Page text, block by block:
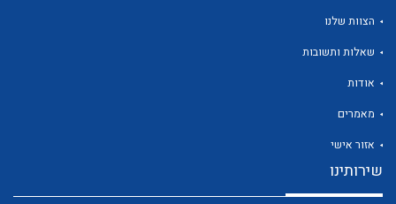
הצוות שלנו
שאלות ותשובות
אודות
מאמרים
אזור אישי
שירותינו